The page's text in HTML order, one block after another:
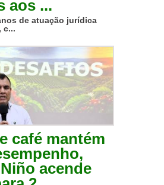
aos ...
de atuação jurídica
c...
café mantém
acende